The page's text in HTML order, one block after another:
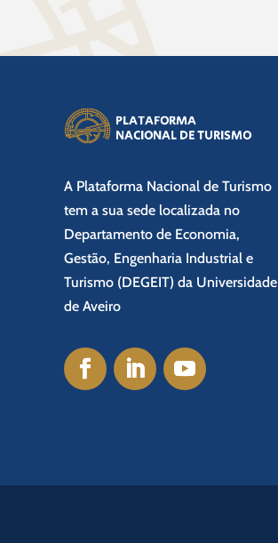
A Plataforma Nacional de Turismo
tem a sua sede localizada no
Departamento de Economia,
Gestão, Engenharia Industrial e
Turismo (DEGEIT) da Universidade
de Aveiro